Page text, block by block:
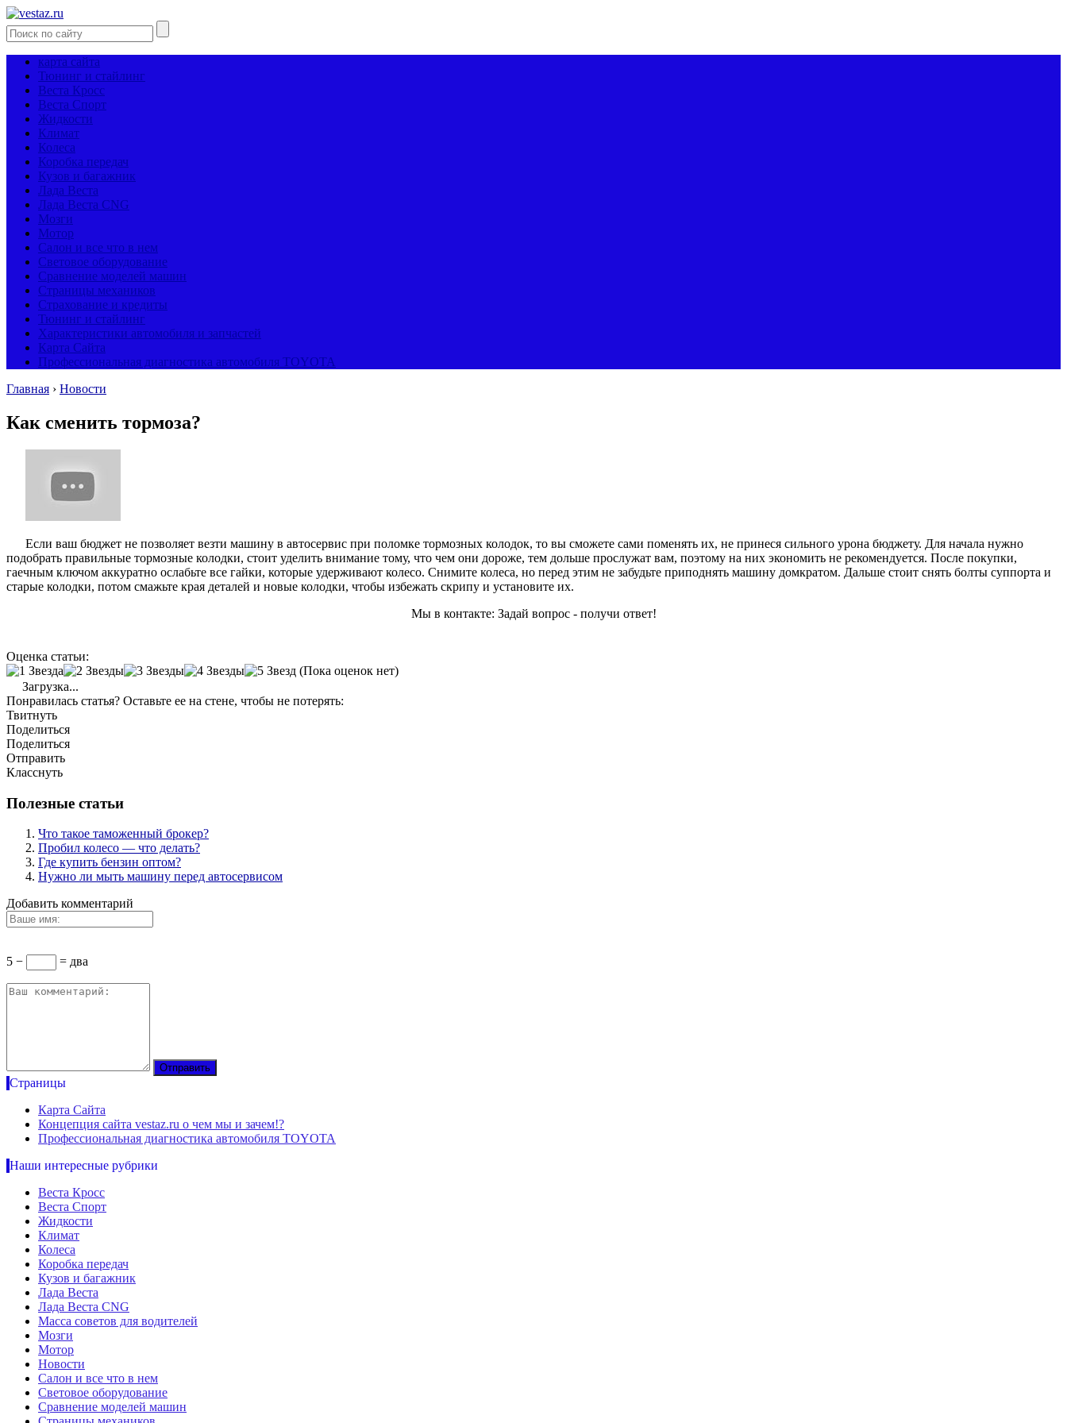
карта сайта
Тюнинг и стайлинг
Веста Кросс
Веста Спорт
Жидкости
Климат
Колеса
Коробка передач
Кузов и багажник
Лада Веста
Лада Веста CNG
Мозги
Мотор
Салон и все что в нем
Световое оборудование
Сравнение моделей машин
Страницы механиков
Страхование и кредиты
Тюнинг и стайлинг
Характеристики автомобиля и запчастей
Карта Сайта
Профессиональная диагностика автомобиля TOYOTA
Главная › Новости
Как сменить тормоза?
Если ваш бюджет не позволяет везти машину в автосервис при поломке тормозных колодок, то вы сможете сами поменять их, не принеся сильного урона бюджету. Для начала нужно
подобрать правильные тормозные колодки, стоит уделить внимание тому, что чем они дороже, тем дольше прослужат вам, поэтому на них экономить не рекомендуется. После покупки,
гаечным ключом аккуратно ослабьте все гайки, которые удерживают колесо. Снимите колеса, но перед этим не забудьте приподнять машину домкратом. Дальше стоит снять болты суппорта и
старые колодки, потом смажьте края деталей и новые колодки, чтобы избежать скрипу и установите их.
Мы в контакте: Задай вопрос - получи ответ!
Оценка статьи:
(Пока оценок нет)
Загрузка...
Понравилась статья? Оставьте ее на стене, чтобы не потерять:
Твитнуть
Поделиться
Поделиться
Отправить
Класснуть
Полезные статьи
Что такое таможенный брокер?
Пробил колесо — что делать?
Где купить бензин оптом?
Нужно ли мыть машину перед автосервисом
Добавить комментарий
5 − = два
Страницы
Карта Сайта
Концепция сайта vestaz.ru о чем мы и зачем!?
Профессиональная диагностика автомобиля TOYOTA
Наши интересные рубрики
Веста Кросс
Веста Спорт
Жидкости
Климат
Колеса
Коробка передач
Кузов и багажник
Лада Веста
Лада Веста CNG
Масса советов для водителей
Мозги
Мотор
Новости
Салон и все что в нем
Световое оборудование
Сравнение моделей машин